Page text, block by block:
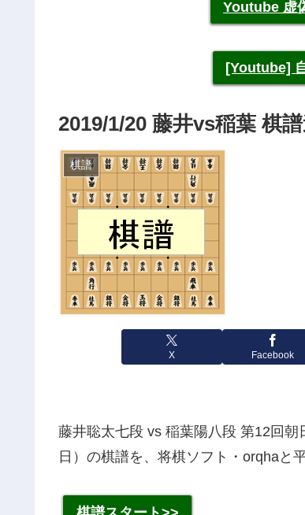
Youtube 虚
[Youtube]
2019/1/20 藤井vs稲葉 棋
棋譜
X Facebook
藤井聡太七段 vs 稲葉陽八段 第12回
日）の棋譜を、将棋ソフト・orqhaと